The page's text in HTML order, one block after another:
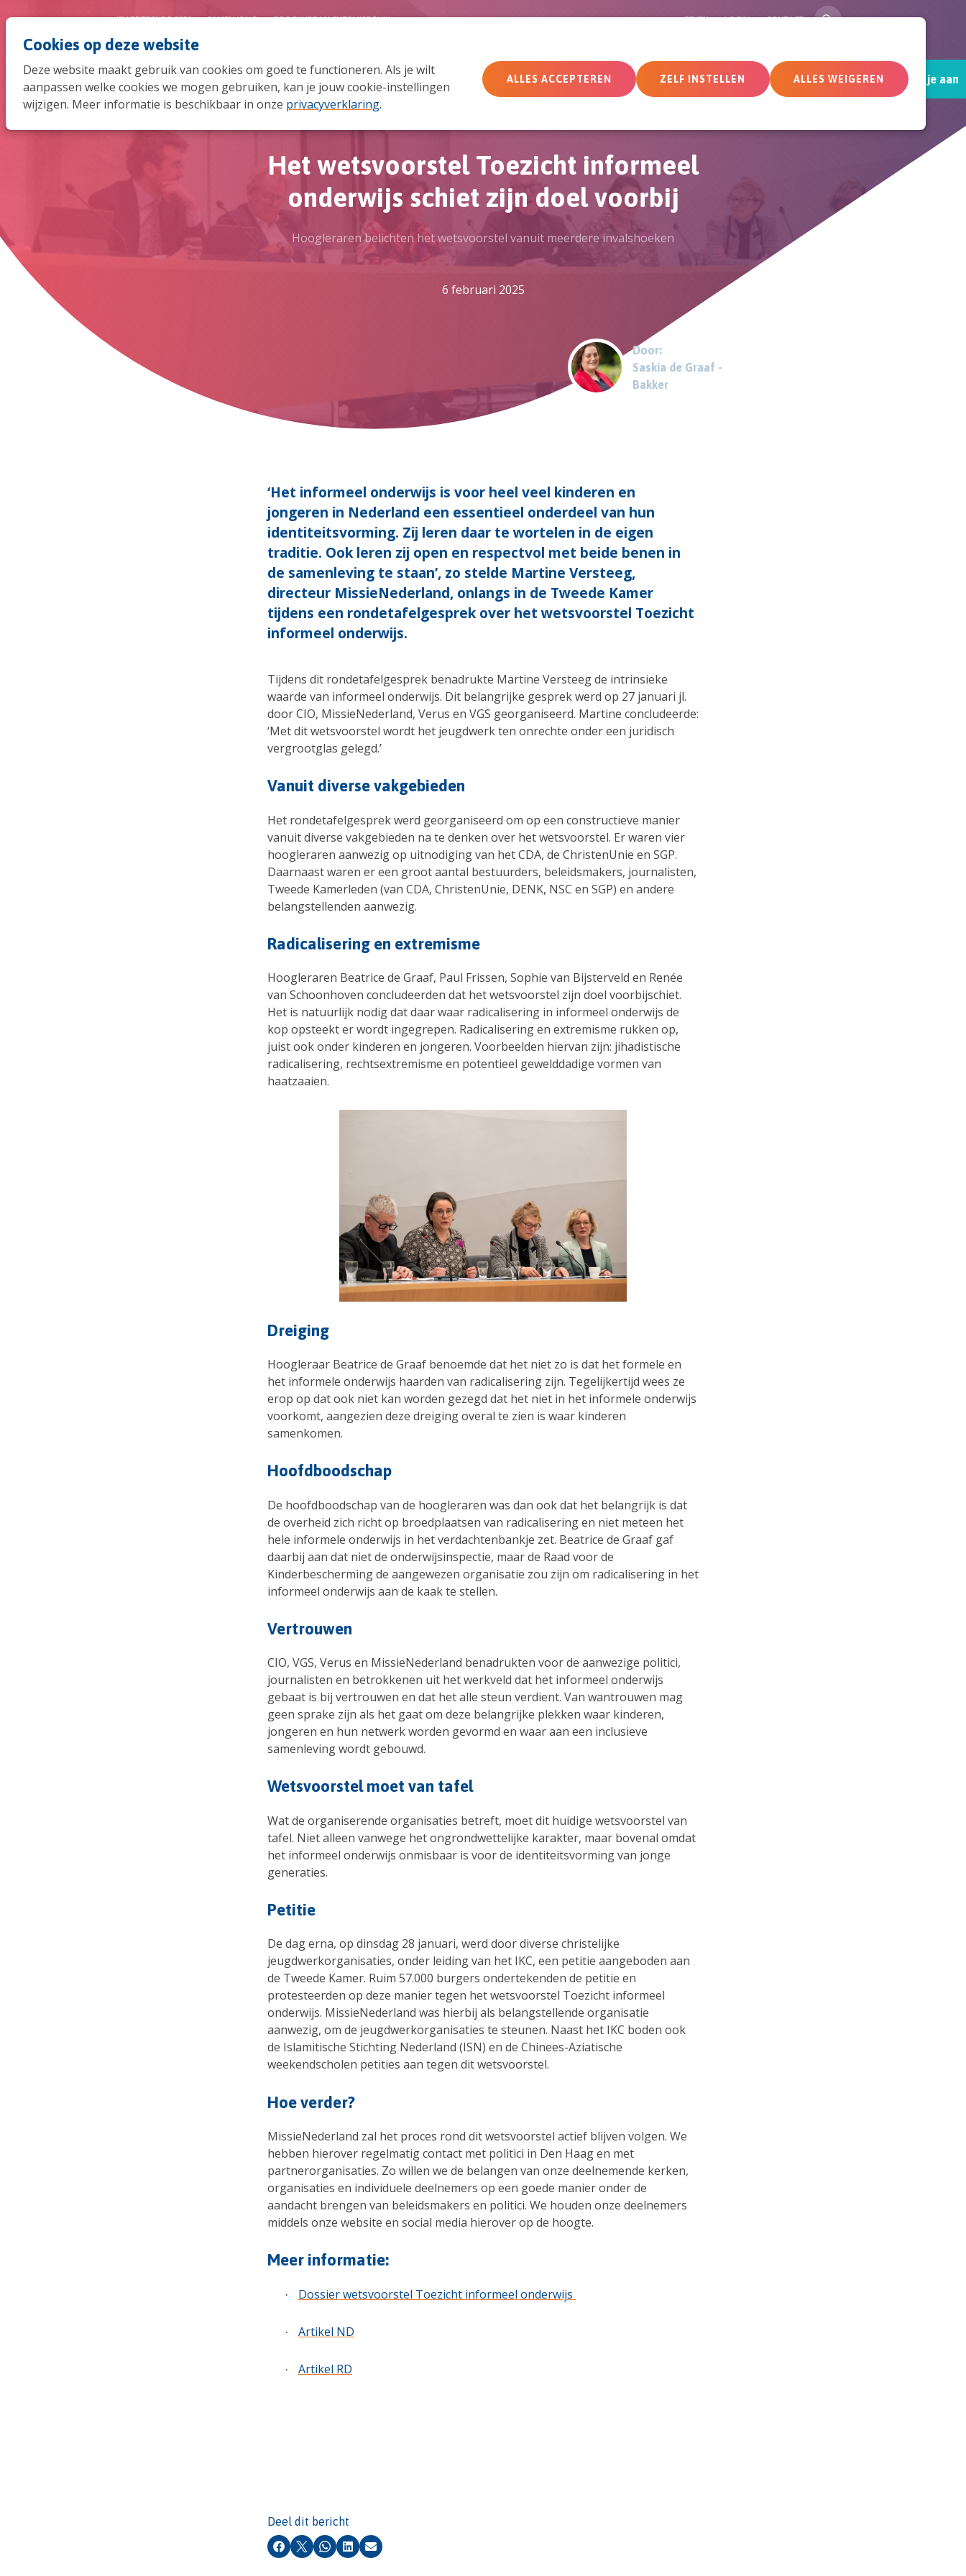
Cookies op deze website
Deze website maakt gebruik van cookies om goed te functioneren. Als je wilt
aanpassen welke cookies we mogen gebruiken, kan je jouw cookie-instellingen
wijzigen. Meer informatie is beschikbaar in onze privacyverklaring.
ALLES ACCEPTEREN ZELF INSTELLEN ALLES WEIGEREN
Wie wij zijn Wat we doen Doe mee Actueel Deelnemersomgeving Sluit je aan
JEUGDTRENDS 2026 SAMEN JONG BROCHURE MACHTSMISBRUIK GEVEN LOGIN CONTACT ZOEK
Het wetsvoorstel Toezicht informeel
onderwijs schiet zijn doel voorbij
Hoogleraren belichten het wetsvoorstel vanuit meerdere invalshoeken
6 februari 2025
Door:
Saskia de Graaf -
Bakker
‘Het informeel onderwijs is voor heel veel kinderen en
jongeren in Nederland een essentieel onderdeel van hun
identiteitsvorming. Zij leren daar te wortelen in de eigen
traditie. Ook leren zij open en respectvol met beide benen in
de samenleving te staan’, zo stelde Martine Versteeg,
directeur MissieNederland, onlangs in de Tweede Kamer
tijdens een rondetafelgesprek over het wetsvoorstel Toezicht
informeel onderwijs.
Tijdens dit rondetafelgesprek benadrukte Martine Versteeg de intrinsieke
waarde van informeel onderwijs. Dit belangrijke gesprek werd op 27 januari jl.
door CIO, MissieNederland, Verus en VGS georganiseerd. Martine concludeerde:
‘Met dit wetsvoorstel wordt het jeugdwerk ten onrechte onder een juridisch
vergrootglas gelegd.’
Vanuit diverse vakgebieden
Het rondetafelgesprek werd georganiseerd om op een constructieve manier
vanuit diverse vakgebieden na te denken over het wetsvoorstel. Er waren vier
hoogleraren aanwezig op uitnodiging van het CDA, de ChristenUnie en SGP.
Daarnaast waren er een groot aantal bestuurders, beleidsmakers, journalisten,
Tweede Kamerleden (van CDA, ChristenUnie, DENK, NSC en SGP) en andere
belangstellenden aanwezig.
Radicalisering en extremisme
Hoogleraren Beatrice de Graaf, Paul Frissen, Sophie van Bijsterveld en Renée
van Schoonhoven concludeerden dat het wetsvoorstel zijn doel voorbijschiet.
Het is natuurlijk nodig dat daar waar radicalisering in informeel onderwijs de
kop opsteekt er wordt ingegrepen. Radicalisering en extremisme rukken op,
juist ook onder kinderen en jongeren. Voorbeelden hiervan zijn: jihadistische
radicalisering, rechtsextremisme en potentieel gewelddadige vormen van
haatzaaien.
Dreiging
Hoogleraar Beatrice de Graaf benoemde dat het niet zo is dat het formele en
het informele onderwijs haarden van radicalisering zijn. Tegelijkertijd wees ze
erop op dat ook niet kan worden gezegd dat het niet in het informele onderwijs
voorkomt, aangezien deze dreiging overal te zien is waar kinderen
samenkomen.
Hoofdboodschap
De hoofdboodschap van de hoogleraren was dan ook dat het belangrijk is dat
de overheid zich richt op broedplaatsen van radicalisering en niet meteen het
hele informele onderwijs in het verdachtenbankje zet. Beatrice de Graaf gaf
daarbij aan dat niet de onderwijsinspectie, maar de Raad voor de
Kinderbescherming de aangewezen organisatie zou zijn om radicalisering in het
informeel onderwijs aan de kaak te stellen.
Vertrouwen
CIO, VGS, Verus en MissieNederland benadrukten voor de aanwezige politici,
journalisten en betrokkenen uit het werkveld dat het informeel onderwijs
gebaat is bij vertrouwen en dat het alle steun verdient. Van wantrouwen mag
geen sprake zijn als het gaat om deze belangrijke plekken waar kinderen,
jongeren en hun netwerk worden gevormd en waar aan een inclusieve
samenleving wordt gebouwd.
Wetsvoorstel moet van tafel
Wat de organiserende organisaties betreft, moet dit huidige wetsvoorstel van
tafel. Niet alleen vanwege het ongrondwettelijke karakter, maar bovenal omdat
het informeel onderwijs onmisbaar is voor de identiteitsvorming van jonge
generaties.
Petitie
De dag erna, op dinsdag 28 januari, werd door diverse christelijke
jeugdwerkorganisaties, onder leiding van het IKC, een petitie aangeboden aan
de Tweede Kamer. Ruim 57.000 burgers ondertekenden de petitie en
protesteerden op deze manier tegen het wetsvoorstel Toezicht informeel
onderwijs. MissieNederland was hierbij als belangstellende organisatie
aanwezig, om de jeugdwerkorganisaties te steunen. Naast het IKC boden ook
de Islamitische Stichting Nederland (ISN) en de Chinees-Aziatische
weekendscholen petities aan tegen dit wetsvoorstel.
Hoe verder?
MissieNederland zal het proces rond dit wetsvoorstel actief blijven volgen. We
hebben hierover regelmatig contact met politici in Den Haag en met
partnerorganisaties. Zo willen we de belangen van onze deelnemende kerken,
organisaties en individuele deelnemers op een goede manier onder de
aandacht brengen van beleidsmakers en politici. We houden onze deelnemers
middels onze website en social media hierover op de hoogte.
Meer informatie:
· Dossier wetsvoorstel Toezicht informeel onderwijs
· Artikel ND
· Artikel RD
Deel dit bericht
Facebook
X Whatsapp
LinkedInE-mail